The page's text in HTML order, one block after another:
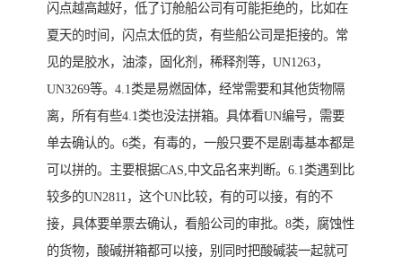
闪点越高越好，低了订舱船公司有可能拒绝的，比如在
夏天的时间，闪点太低的货，有些船公司是拒接的。常
见的是胶水，油漆，固化剂，稀释剂等，UN1263，
UN3269等。4.1类是易燃固体，经常需要和其他货物隔
离，所有有些4.1类也没法拼箱。具体看UN编号，需要
单去确认的。6类，有毒的，一般只要不是剧毒基本都是
可以拼的。主要根据CAS,中文品名来判断。6.1类遇到比
较多的UN2811，这个UN比较，有的可以接，有的不
接，具体要单票去确认，看船公司的审批。8类，腐蚀性
的货物，酸碱拼箱都可以接，别同时把酸碱装一起就可